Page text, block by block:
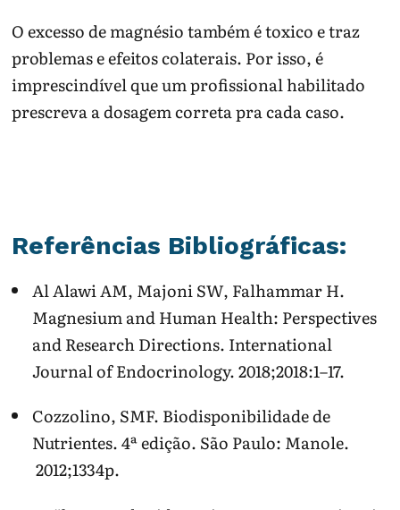
O excesso de magnésio também é toxico e traz
problemas e efeitos colaterais. Por isso, é
imprescindível que um profissional habilitado
prescreva a dosagem correta pra cada caso.
Referências Bibliográficas:
Al Alawi AM, Majoni SW, Falhammar H.
Magnesium and Human Health: Perspectives
and Research Directions. International
Journal of Endocrinology. 2018;2018:1–17.
Cozzolino, SMF. Biodisponibilidade de
Nutrientes. 4ª edição. São Paulo: Manole.
2012;1334p.